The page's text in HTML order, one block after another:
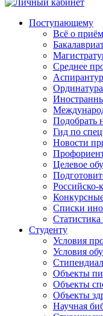
Поступающему
Всё о
Среднее
Ординатура
Подобрать
Гид по
Новости
Целевое
Российско-
Списки
Студенту
Условия
Условия
Объекты
Объекты
Объекты
Научная